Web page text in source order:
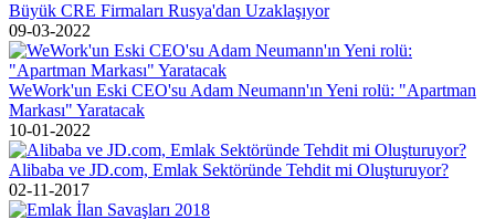
Büyük CRE Firmaları Rusya'dan Uzaklaşıyor
09-03-2022
WeWork'un Eski CEO'su Adam Neumann'ın Yeni rolü: "Apartman
Markası" Yaratacak
10-01-2022
Alibaba ve JD.com, Emlak Sektöründe Tehdit mi Oluşturuyor?
02-11-2017